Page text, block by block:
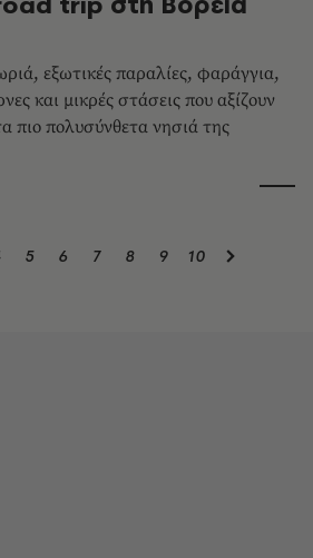
εξωτικές παραλίες, φαράγγια,
και μικρές στάσεις που αξίζουν
πιο πολυσύνθετα νησιά της
5 6 7 8 9 10